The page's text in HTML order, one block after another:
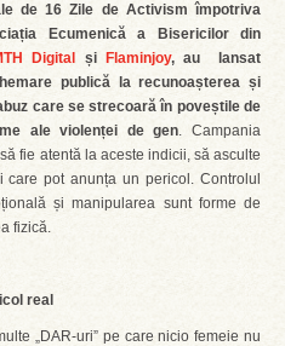
de 16 Zile de Activism împotriva
Ecumenică a Bisericilor din
Digital și Flaminjoy, au lansat
publică la recunoașterea și
care se strecoară în poveștile de
ale violenței de gen. Campania
fie atentă la aceste indicii, să asculte
pot anunța un pericol. Controlul
și manipularea sunt forme de
fizică.
real
„DAR-uri” pe care nicio femeie nu